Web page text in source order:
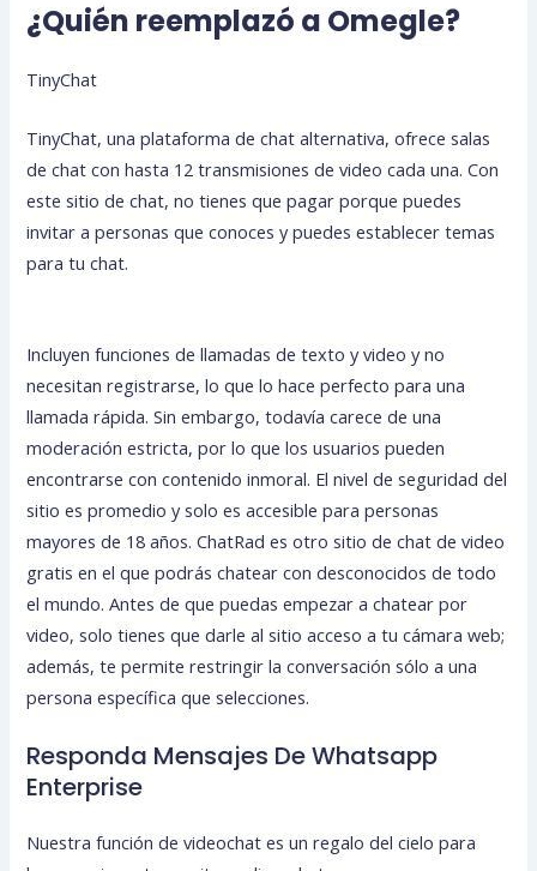
¿Quién reemplazó a Omegle?
TinyChat
TinyChat, una plataforma de chat alternativa, ofrece salas
de chat con hasta 12 transmisiones de video cada una. Con
este sitio de chat, no tienes que pagar porque puedes
invitar a personas que conoces y puedes establecer temas
para tu chat.
Incluyen funciones de llamadas de texto y video y no
necesitan registrarse, lo que lo hace perfecto para una
llamada rápida. Sin embargo, todavía carece de una
moderación estricta, por lo que los usuarios pueden
encontrarse con contenido inmoral. El nivel de seguridad del
sitio es promedio y solo es accesible para personas
mayores de 18 años. ChatRad es otro sitio de chat de video
gratis en el que podrás chatear con desconocidos de todo
el mundo. Antes de que puedas empezar a chatear por
video, solo tienes que darle al sitio acceso a tu cámara web;
además, te permite restringir la conversación sólo a una
persona específica que selecciones.
Responda Mensajes De Whatsapp
Enterprise
Nuestra función de videochat es un regalo del cielo para